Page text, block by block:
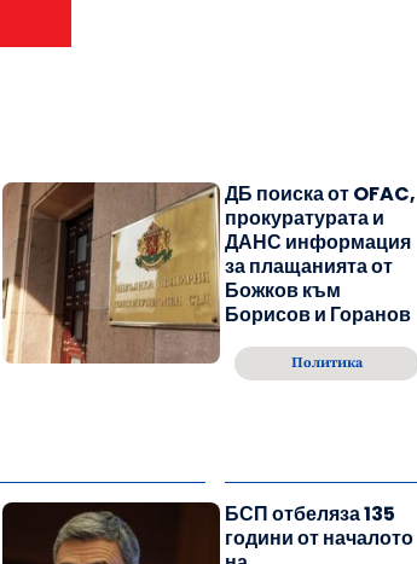
ДБ поиска от OFAC,
прокуратурата и
ДАНС информация
за плащанията от
Божков към
Борисов и Горанов
Политика
БСП отбеляза 135
години от началото